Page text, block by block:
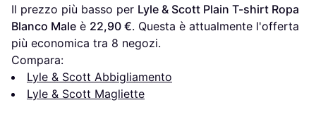
Il prezzo più basso per Lyle & Scott Plain T-shirt Ropa
Blanco Male è 22,90 €. Questa è attualmente l'offerta
più economica tra 8 negozi.
Compara:
Lyle & Scott Abbigliamento
Lyle & Scott Magliette